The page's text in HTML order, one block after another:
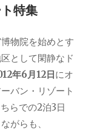
特集
物院を始めとす
として閑静なド
年6月12日にオ
バン・リゾート
ちらでの2泊3日
がらも、